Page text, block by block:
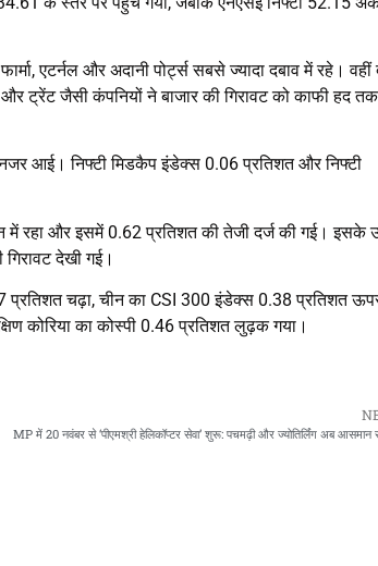
एटर्नल और अदानी पोर्ट्स सबसे ज्यादा दबाव में रहे। वहीं
ट्रेंट जैसी कंपनियों ने बाजार की गिरावट को काफी हद
आई। निफ्टी मिडकैप इंडेक्स 0.06 प्रतिशत और निफ्टी
में रहा और इसमें 0.62 प्रतिशत की तेजी दर्ज की गई। इसके
देखी गई।
प्रतिशत चढ़ा, चीन का CSI 300 इंडेक्स 0.38 प्रतिशत
कोरिया का कोस्पी 0.46 प्रतिशत लुढ़क गया।
MP में 20 नवंबर से ‘पीएमश्री हेलिकॉप्टर सेवा’ शुरू: पचमढ़ी और ज्योतिर्लिंग अब